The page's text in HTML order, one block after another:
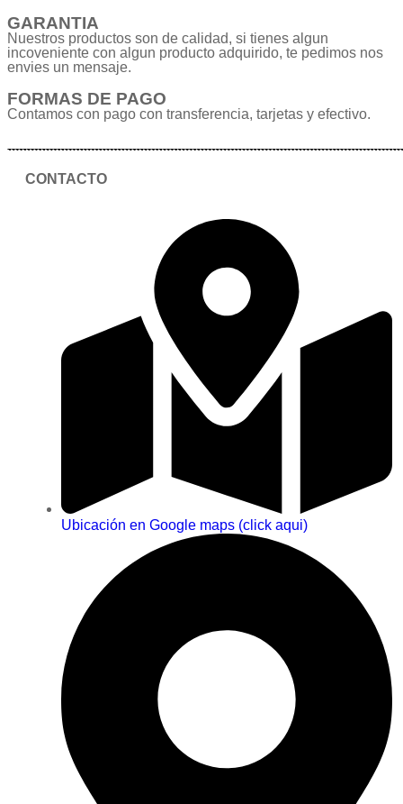
GARANTIA
Nuestros productos son de calidad, si tienes algun
incoveniente con algun producto adquirido, te pedimos nos
envies un mensaje.
FORMAS DE PAGO
Contamos con pago con transferencia, tarjetas y efectivo.
CONTACTO
Ubicación en Google maps (click aqui)